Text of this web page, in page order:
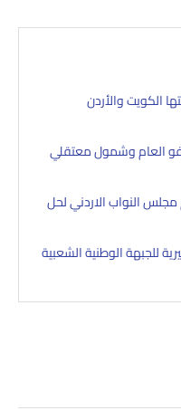
الكويت والأردن
العام وشمول معتقلي
النواب الاردني لحل
للجبهة الوطنية الشعبية